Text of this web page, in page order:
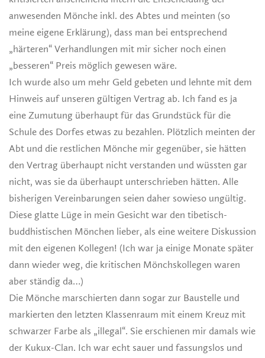
anwesenden Mönche inkl. des Abtes und meinten (so
meine eigene Erklärung), dass man bei entsprechend
„härteren“ Verhandlungen mit mir sicher noch einen
„besseren“ Preis möglich gewesen wäre.
Ich wurde also um mehr Geld gebeten und lehnte mit dem
Hinweis auf unseren gültigen Vertrag ab. Ich fand es ja
eine Zumutung überhaupt für das Grundstück für die
Schule des Dorfes etwas zu bezahlen. Plötzlich meinten der
Abt und die restlichen Mönche mir gegenüber, sie hätten
den Vertrag überhaupt nicht verstanden und wüssten gar
nicht, was sie da überhaupt unterschrieben hätten. Alle
bisherigen Vereinbarungen seien daher sowieso ungültig.
Diese glatte Lüge in mein Gesicht war den tibetisch-
buddhistischen Mönchen lieber, als eine weitere Diskussion
mit den eigenen Kollegen! (Ich war ja einige Monate später
dann wieder weg, die kritischen Mönchskollegen waren
aber ständig da…)
Die Mönche marschierten dann sogar zur Baustelle und
markierten den letzten Klassenraum mit einem Kreuz mit
schwarzer Farbe als „illegal“. Sie erschienen mir damals wie
der Kukux-Clan. Ich war echt sauer und fassungslos und